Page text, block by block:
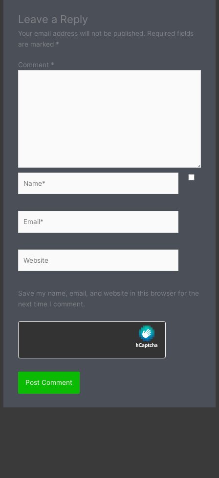
Leave a Reply
Your email address will not be published.
Required fields
are marked *
Comment *
Save my name, email, and website in this browser for the
next time I comment.